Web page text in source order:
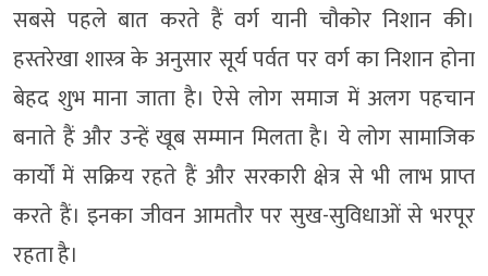
सबसे पहले बात करते हैं वर्ग यानी चौकोर निशान की।
हस्तरेखा शास्त्र के अनुसार सूर्य पर्वत पर वर्ग का निशान होना
बेहद शुभ माना जाता है। ऐसे लोग समाज में अलग पहचान
बनाते हैं और उन्हें खूब सम्मान मिलता है। ये लोग सामाजिक
कार्यों में सक्रिय रहते हैं और सरकारी क्षेत्र से भी लाभ प्राप्त
करते हैं। इनका जीवन आमतौर पर सुख-सुविधाओं से भरपूर
रहता है।